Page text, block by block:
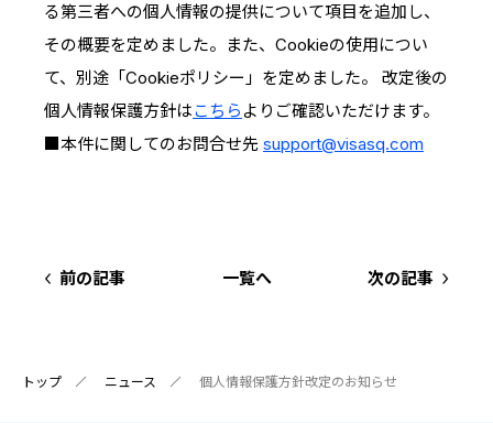
IRスケジュール
業績ハイライト
よくある質問
採用サイト（日本）
新卒採用
中途採用：ビジネス職・コーポレート職
る第三者への個人情報の提供について項目を追加し、
その概要を定めました。また、Cookieの使用につい
て、別途「Cookieポリシー」を定めました。 改定後の
個人情報保護方針はこちら よりご確認いただけます。
■本件に関してのお問合せ先 support@visasq.com
前の記事 一覧へ 次の記事
トップ ニュース 個人情報保護方針改定のお知らせ